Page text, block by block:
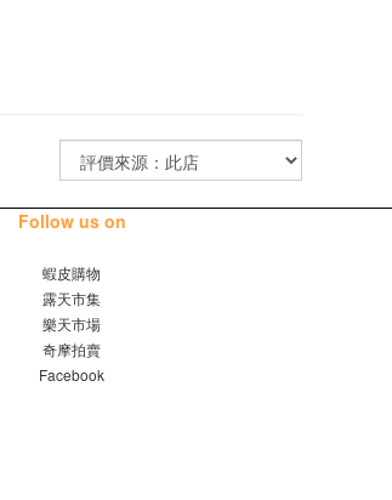
Follow us on
蝦皮購物
露天市集
樂天市場
奇摩拍賣
Facebook